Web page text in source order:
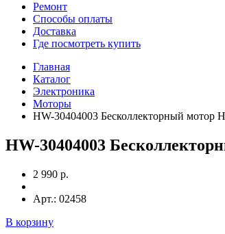
Ремонт
Способы оплаты
Доставка
Где посмотреть купить
Главная
Каталог
Электроника
Моторы
HW-30404003 Бесколлекторный мотор
HW-30404003
2 990 р.
Арт.: 02458
В корзину